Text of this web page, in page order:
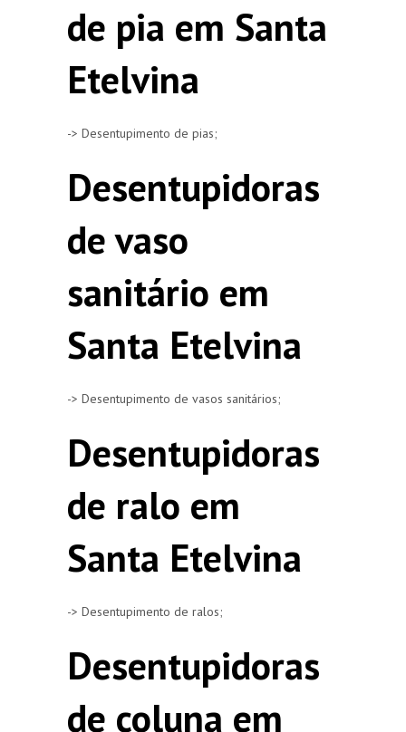
de pia em Santa
Etelvina
-> Desentupimento de pias;
Desentupidoras
de vaso
sanitário em
Santa Etelvina
-> Desentupimento de vasos sanitários;
Desentupidoras
de ralo em
Santa Etelvina
-> Desentupimento de ralos;
Desentupidoras
de coluna em